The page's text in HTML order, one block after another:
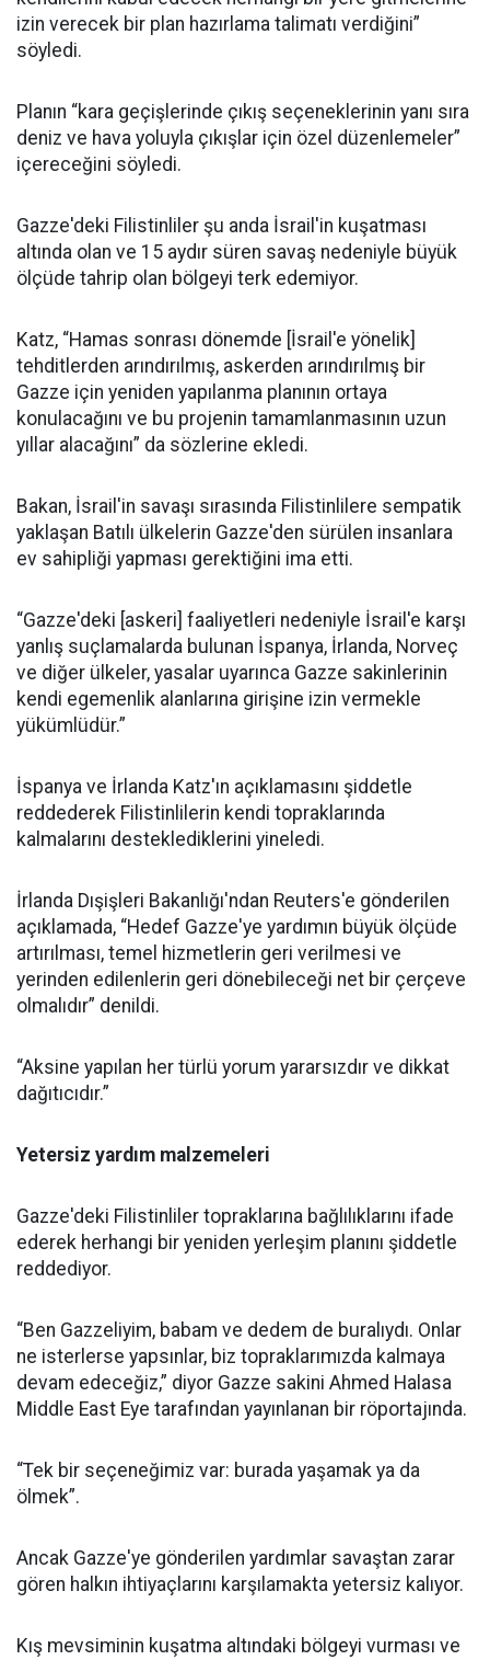
izin verecek bir plan hazırlama talimatı verdiğini”
söyledi.
Planın “kara geçişlerinde çıkış seçeneklerinin yanı sıra
deniz ve hava yoluyla çıkışlar için özel düzenlemeler”
içereceğini söyledi.
Gazze'deki Filistinliler şu anda İsrail'in kuşatması
altında olan ve 15 aydır süren savaş nedeniyle büyük
ölçüde tahrip olan bölgeyi terk edemiyor.
Katz, “Hamas sonrası dönemde [İsrail'e yönelik]
tehditlerden arındırılmış, askerden arındırılmış bir
Gazze için yeniden yapılanma planının ortaya
konulacağını ve bu projenin tamamlanmasının uzun
yıllar alacağını” da sözlerine ekledi.
Bakan, İsrail'in savaşı sırasında Filistinlilere sempatik
yaklaşan Batılı ülkelerin Gazze'den sürülen insanlara
ev sahipliği yapması gerektiğini ima etti.
“Gazze'deki [askeri] faaliyetleri nedeniyle İsrail'e karşı
yanlış suçlamalarda bulunan İspanya, İrlanda, Norveç
ve diğer ülkeler, yasalar uyarınca Gazze sakinlerinin
kendi egemenlik alanlarına girişine izin vermekle
yükümlüdür.”
İspanya ve İrlanda Katz'ın açıklamasını şiddetle
reddederek Filistinlilerin kendi topraklarında
kalmalarını desteklediklerini yineledi.
İrlanda Dışişleri Bakanlığı'ndan Reuters'e gönderilen
açıklamada, “Hedef Gazze'ye yardımın büyük ölçüde
artırılması, temel hizmetlerin geri verilmesi ve
yerinden edilenlerin geri dönebileceği net bir çerçeve
olmalıdır” denildi.
“Aksine yapılan her türlü yorum yararsızdır ve dikkat
dağıtıcıdır.”
Yetersiz yardım malzemeleri
Gazze'deki Filistinliler topraklarına bağlılıklarını ifade
ederek herhangi bir yeniden yerleşim planını şiddetle
reddediyor.
“Ben Gazzeliyim, babam ve dedem de buralıydı. Onlar
ne isterlerse yapsınlar, biz topraklarımızda kalmaya
devam edeceğiz,” diyor Gazze sakini Ahmed Halasa
Middle East Eye tarafından yayınlanan bir röportajında.
“Tek bir seçeneğimiz var: burada yaşamak ya da
ölmek”.
Ancak Gazze'ye gönderilen yardımlar savaştan zarar
gören halkın ihtiyaçlarını karşılamakta yetersiz kalıyor.
Kış mevsiminin kuşatma altındaki bölgeyi vurması ve